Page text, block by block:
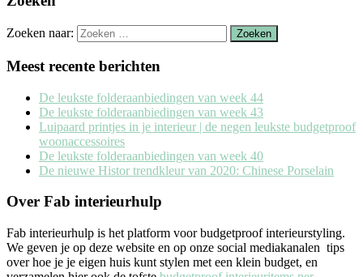
Zoeken naar:
Meest recente berichten
De leukste folderaanbiedingen van week 44
De leukste folderaanbiedingen van week 43
Luipaard printjes in je interieur | de negen leukste budgetproof
woonaccessoires
De leukste folderaanbiedingen van week 40
De nieuwe Histor trendkleur van 2020: Chinese Porselain
Over Fab interieurhulp
Fab interieurhulp is het platform voor budgetproof interieurstyling.
We geven je op deze website en op onze social mediakanalen tips
over hoe je je eigen huis kunt stylen met een klein budget, en